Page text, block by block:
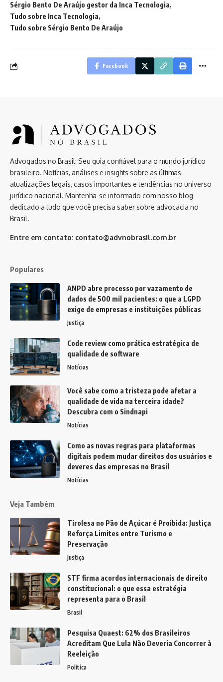
Sérgio Bento De Araújo gestor da Inca Tecnologia
Tudo sobre Inca Tecnologia
Tudo sobre Sérgio Bento De Araújo
Facebook
Advogados no Brasil: Seu guia confiável para o mundo jurídico
brasileiro. Notícias, análises e insights sobre as últimas
atualizações legais, casos importantes e tendências no universo
jurídico nacional. Mantenha-se informado com nosso blog
dedicado a tudo que você precisa saber sobre advocacia no
Brasil.
Entre em contato: contato@advnobrasil.com.br
Populares
ANPD abre processo por vazamento de
dados de 500 mil pacientes: o que a LGPD
exige de empresas e instituições públicas
Justiça
Code review como prática estratégica de
qualidade de software
Notícias
Você sabe como a tristeza pode afetar a
qualidade de vida na terceira idade?
Descubra com o Sindnapi
Notícias
Como as novas regras para plataformas
digitais podem mudar direitos dos usuários e
deveres das empresas no Brasil
Notícias
Veja Também
Tirolesa no Pão de Açúcar é Proibida: Justiça
Reforça Limites entre Turismo e
Preservação
Justiça
STF firma acordos internacionais de direito
constitucional: o que essa estratégia
representa para o Brasil
Brasil
Pesquisa Quaest: 62% dos Brasileiros
Acreditam Que Lula Não Deveria Concorrer à
Reeleição
Política